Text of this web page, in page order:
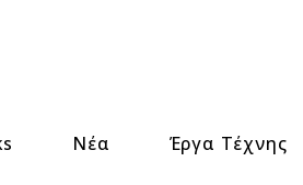
Νέα Έργα Τέχνης